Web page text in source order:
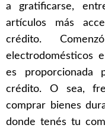
a gratificarse,
artículos más
crédito.
electrodomésticos
es proporcionada
crédito. O sea,
comprar bienes
donde tenés tu